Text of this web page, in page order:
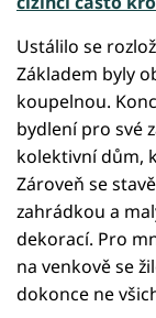
Ustálilo se
Základem byly
koupelnou.
bydlení pro své
kolektivní dům,
Zároveň se
zahrádkou a
dekorací. Pro
na venkově se
dokonce ne